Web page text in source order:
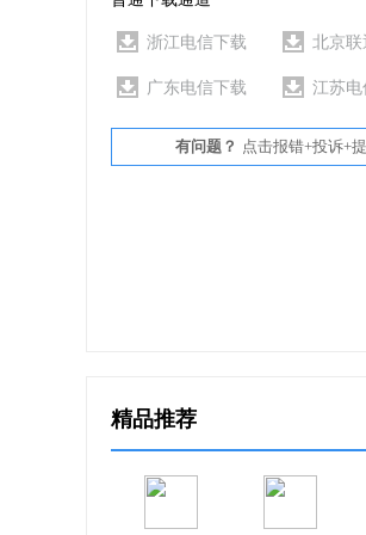
12、提供19种映像・音声效
17、强化了编码压缩时的
19、支持从DVD-Video的
浙江电信下载 北京联
广东电信下载 江苏电
有问题？ 点击报错+投诉+
精品推荐